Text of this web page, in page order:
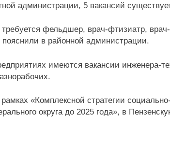
администрации, 5 вакансий
фельдшер, врач-фтизиатр,
в районной администрации.
имеются вакансии инженера-
«Комплексной стратегии
округа до 2025 года», в